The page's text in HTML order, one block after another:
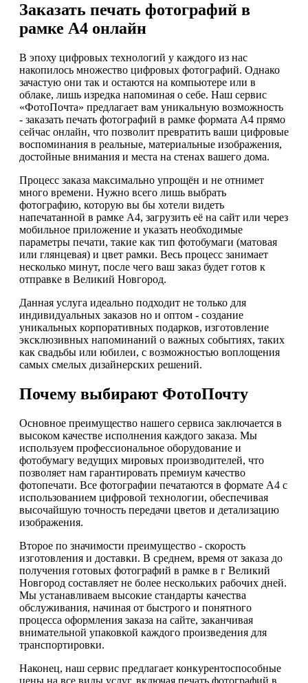
Заказать печать фотографий в
рамке А4 онлайн
В эпоху цифровых технологий у каждого из нас
накопилось множество цифровых фотографий. Однако
зачастую они так и остаются на компьютере или в
облаке, лишь изредка напоминая о себе. Наш сервис
«ФотоПочта» предлагает вам уникальную возможность
- заказать печать фотографий в рамке формата А4 прямо
сейчас онлайн, что позволит превратить ваши цифровые
воспоминания в реальные, материальные изображения,
достойные внимания и места на стенах вашего дома.
Процесс заказа максимально упрощён и не отнимет
много времени. Нужно всего лишь выбрать
фотографию, которую вы бы хотели видеть
напечатанной в рамке А4, загрузить её на сайт или через
мобильное приложение и указать необходимые
параметры печати, такие как тип фотобумаги (матовая
или глянцевая) и цвет рамки. Весь процесс занимает
несколько минут, после чего ваш заказ будет готов к
отправке в Великий Новгород.
Данная услуга идеально подходит не только для
индивидуальных заказов но и оптом - создание
уникальных корпоративных подарков, изготовление
эксклюзивных напоминаний о важных событиях, таких
как свадьбы или юбилеи, с возможностью воплощения
самых смелых дизайнерских решений.
Почему выбирают ФотоПочту
Основное преимущество нашего сервиса заключается в
высоком качестве исполнения каждого заказа. Мы
используем профессиональное оборудование и
фотобумагу ведущих мировых производителей, что
позволяет нам гарантировать премиум качество
фотопечати. Все фотографии печатаются в формате А4 с
использованием цифровой технологии, обеспечивая
высочайшую точность передачи цветов и детализацию
изображения.
Второе по значимости преимущество - скорость
изготовления и доставки. В среднем, время от заказа до
получения готовых фотографий в рамке в г Великий
Новгород составляет не более нескольких рабочих дней.
Мы устанавливаем высокие стандарты качества
обслуживания, начиная от быстрого и понятного
процесса оформления заказа на сайте, заканчивая
внимательной упаковкой каждого произведения для
транспортировки.
Наконец, наш сервис предлагает конкурентоспособные